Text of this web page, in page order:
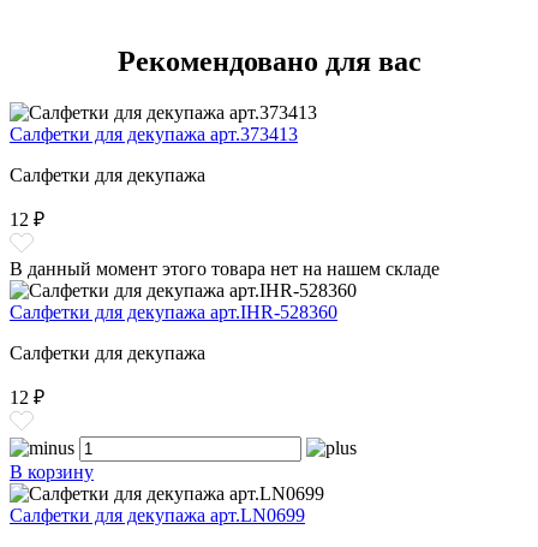
Рекомендовано для вас
Салфетки для декупажа арт.373413
Салфетки для декупажа
12 ₽
В данный момент этого товара нет на нашем складе
Салфетки для декупажа арт.IHR-528360
Салфетки для декупажа
12 ₽
В корзину
Салфетки для декупажа арт.LN0699